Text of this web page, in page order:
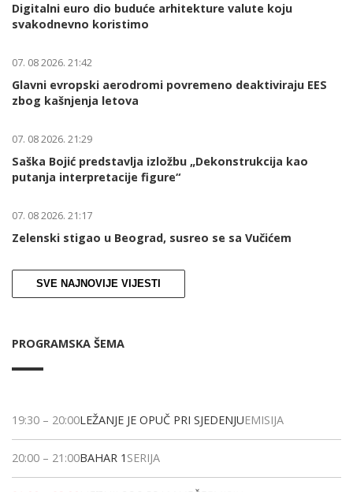
Digitalni euro dio buduće arhitekture valute koju
svakodnevno koristimo
07. 08 2026. 21:42
Glavni evropski aerodromi povremeno deaktiviraju EES
zbog kašnjenja letova
07. 08 2026. 21:29
Saška Bojić predstavlja izložbu „Dekonstrukcija kao
putanja interpretacije figure“
07. 08 2026. 21:17
Zelenski stigao u Beograd, susreo se sa Vučićem
SVE NAJNOVIJE VIJESTI
PROGRAMSKA ŠEMA
19:30 – 20:00LEŽANJE JE OPUČ PRI SJEDENJUEMISIJA
20:00 – 21:00BAHAR 1 SERIJA